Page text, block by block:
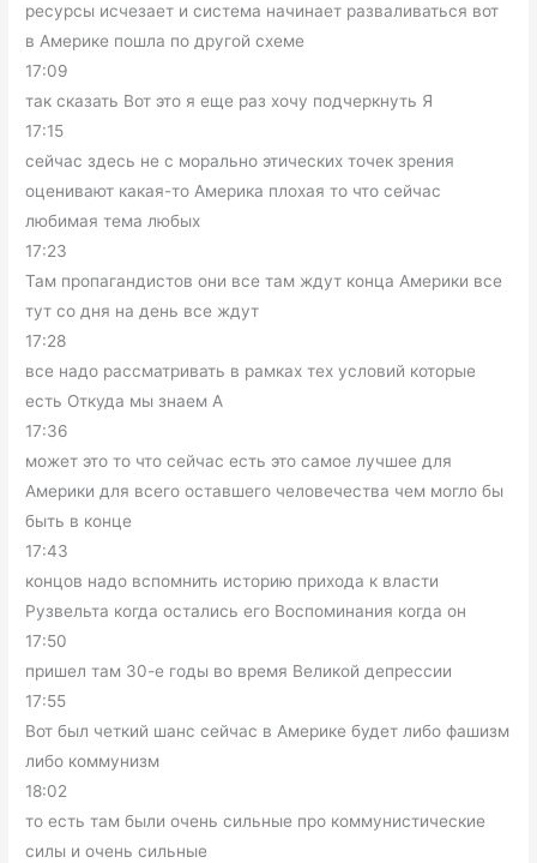
ресурсы исчезает и система начинает разваливаться вот
в Америке пошла по другой схеме
17:09
так сказать Вот это я еще раз хочу подчеркнуть Я
17:15
сейчас здесь не с морально этических точек зрения
оценивают какая-то Америка плохая то что сейчас
любимая тема любых
17:23
Там пропагандистов они все там ждут конца Америки все
тут со дня на день все ждут
17:28
все надо рассматривать в рамках тех условий которые
есть Откуда мы знаем А
17:36
может это то что сейчас есть это самое лучшее для
Америки для всего оставшего человечества чем могло бы
быть в конце
17:43
концов надо вспомнить историю прихода к власти
Рузвельта когда остались его Воспоминания когда он
17:50
пришел там 30-е годы во время Великой депрессии
17:55
Вот был четкий шанс сейчас в Америке будет либо фашизм
либо коммунизм
18:02
то есть там были очень сильные про коммунистические
силы и очень сильные